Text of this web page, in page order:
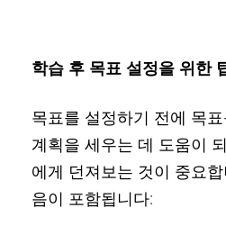
학습 후 목표 설정을 위한
목표를 설정하기 전에 목
계획을 세우는 데 도움이
에게 던져보는 것이 중요
음이 포함됩니다: